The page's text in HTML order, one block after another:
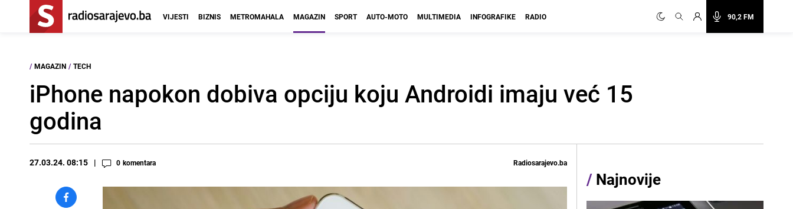
90,2 FM
VIJESTI BIZNIS METROMAHALA MAGAZIN SPORT AUTO-MOTO MULTIMEDIA INFOGRAFIKE RADIO
/ MAGAZIN / TECH
iPhone napokon dobiva opciju koju Androidi imaju već 15
godina
27.03.24. 08:15 0 komentara Radiosarajevo.ba
/ Najnovije